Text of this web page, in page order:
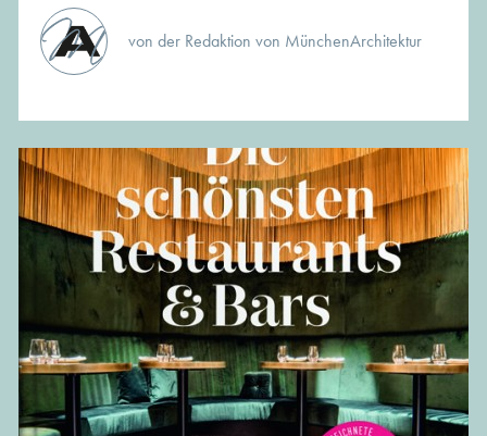
von der Redaktion von MünchenArchitektur